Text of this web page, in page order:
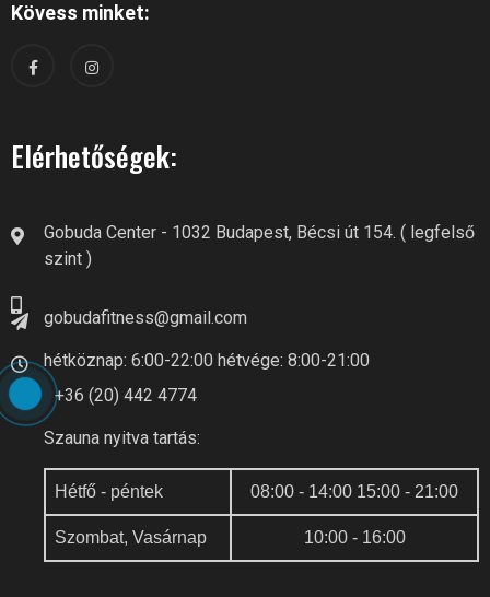
Kövess minket:
Elérhetőségek:
Gobuda Center - 1032 Budapest, Bécsi út 154. ( legfelső
szint )
gobudafitness@gmail.com
hétköznap: 6:00-22:00 hétvége: 8:00-21:00
+36 (20) 442 4774
Szauna nyitva tartás:
Hétfő - péntek 08:00 - 14:00 15:00 - 21:00
Szombat, Vasárnap 10:00 - 16:00